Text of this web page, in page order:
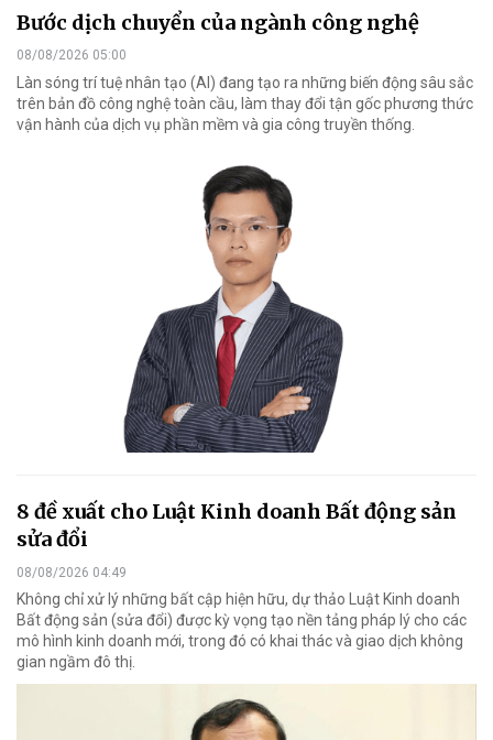
Bước dịch chuyển của ngành công nghệ
08/08/2026 05:00
Làn sóng trí tuệ nhân tạo (AI) đang tạo ra những biến động sâu sắc
trên bản đồ công nghệ toàn cầu, làm thay đổi tận gốc phương thức
vận hành của dịch vụ phần mềm và gia công truyền thống.
8 đề xuất cho Luật Kinh doanh Bất động sản
sửa đổi
08/08/2026 04:49
Không chỉ xử lý những bất cập hiện hữu, dự thảo Luật Kinh doanh
Bất động sản (sửa đổi) được kỳ vọng tạo nền tảng pháp lý cho các
mô hình kinh doanh mới, trong đó có khai thác và giao dịch không
gian ngầm đô thị.